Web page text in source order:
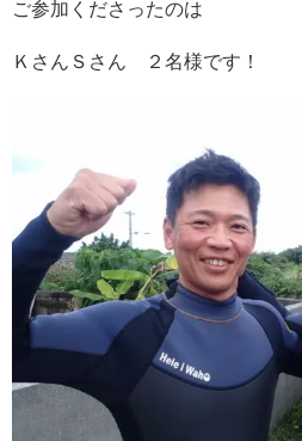
ご参加くださったのは
ＫさんＳさん ２名様です！